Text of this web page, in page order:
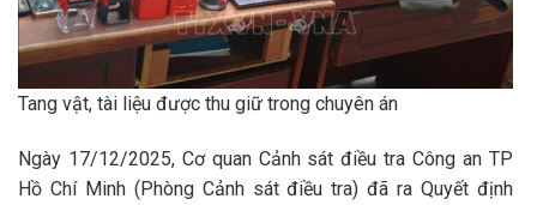
Tang vật, tài liệu được thu giữ trong chuyên án
Ngày 17/12/2025, Cơ quan Cảnh sát điều tra Công an TP
Hồ Chí Minh (Phòng Cảnh sát điều tra) đã ra Quyết định